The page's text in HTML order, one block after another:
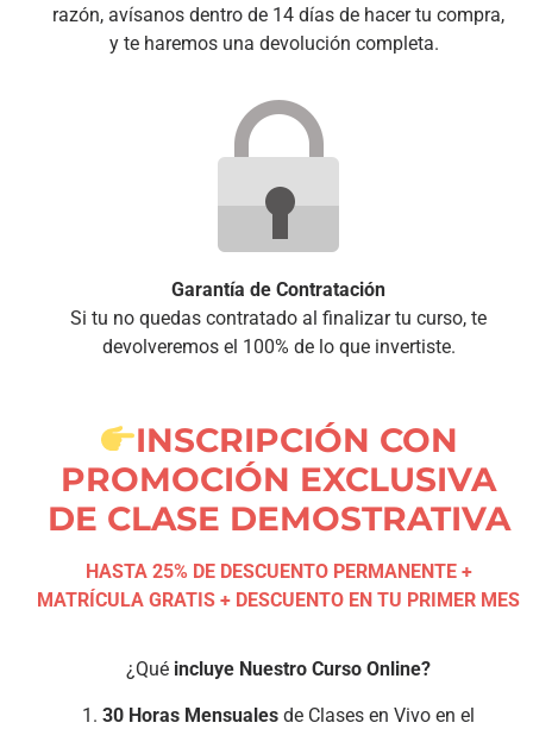
razón, avísanos dentro de 14 días de hacer tu compra,
y te haremos una devolución completa.
Garantía de Contratación
Si tu no quedas contratado al finalizar tu curso, te
devolveremos el 100% de lo que invertiste.
INSCRIPCIÓN CON
PROMOCIÓN EXCLUSIVA
DE CLASE DEMOSTRATIVA
HASTA 25% DE DESCUENTO PERMANENTE +
MATRÍCULA GRATIS + DESCUENTO EN TU PRIMER MES
¿Qué incluye Nuestro Curso Online?
1. 30 Horas Mensuales de Clases en Vivo en el